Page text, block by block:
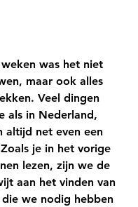
was het niet
maar ook alles
Veel dingen
als in Nederland,
altijd net even een
je in het vorige
lezen, zijn we de
aan het vinden van
we nodig hebben